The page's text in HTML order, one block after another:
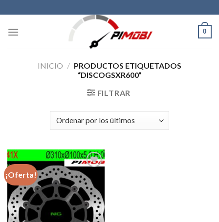
to
content
0
INICIO / PRODUCTOS ETIQUETADOS
“DISCOGSXR600”
FILTRAR
¡Oferta!
Añadir
a la
lista de
deseos